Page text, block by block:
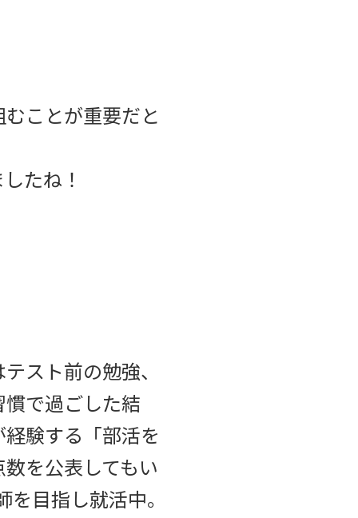
ことが重要だと
たね！
スト前の勉強、
で過ごした結
験する「部活を
を公表してもい
目指し就活中。